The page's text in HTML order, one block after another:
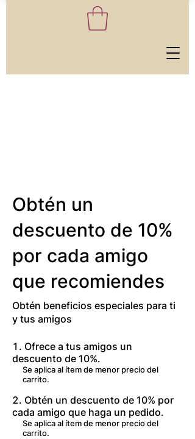
Obtén un
descuento de 10%
por cada amigo
que recomiendes
Obtén beneficios especiales para ti
y tus amigos
Ofrece a tus amigos un
descuento de 10%.
Se aplica al ítem de menor precio del
carrito.
Obtén un descuento de 10% por
cada amigo que haga un pedido.
Se aplica al ítem de menor precio del
carrito.